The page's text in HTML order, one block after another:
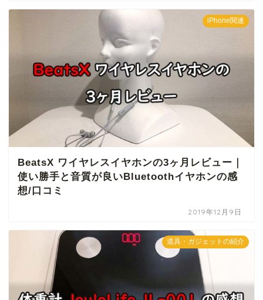
iPhone関連
BeatsX ワイヤレスイヤホンの3ヶ月レビュー｜
使い勝手と音質が良いBluetoothイヤホンの感
想/口コミ
2019年12月9日
道具・ガジェットの紹介